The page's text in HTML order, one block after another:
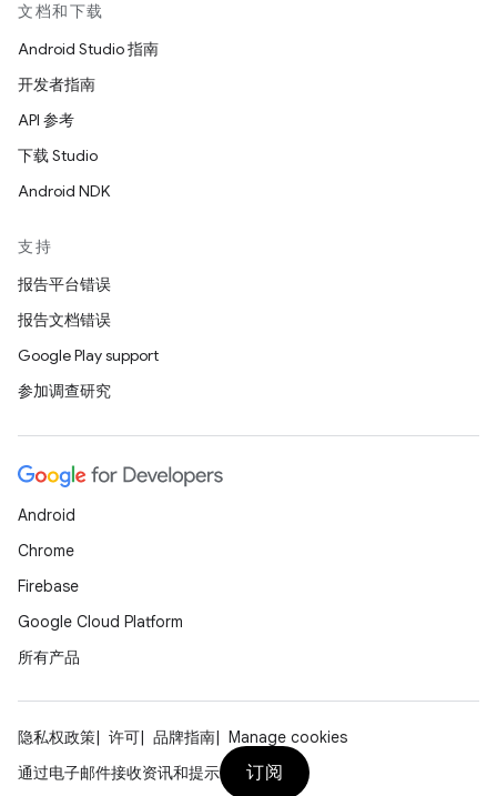
文档和下载
Android Studio 指南
开发者指南
API 参考
下载 Studio
Android NDK
支持
报告平台错误
报告文档错误
Google Play support
参加调查研究
Android
Chrome
Firebase
Google Cloud Platform
所有产品
隐私权政策 许可 品牌指南
Manage cookies
通过电子邮件接收资讯和提示
订阅